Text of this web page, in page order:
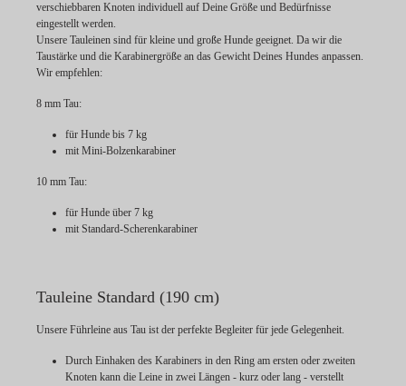
verschiebbaren Knoten individuell auf Deine Größe und Bedürfnisse
eingestellt werden.
Unsere Tauleinen sind für kleine und große Hunde geeignet. Da wir die
Taustärke und die Karabinergröße an das Gewicht Deines Hundes anpassen.
Wir empfehlen:
8 mm Tau:
für Hunde bis 7 kg
mit Mini-Bolzenkarabiner
10 mm Tau:
für Hunde über 7 kg
mit Standard-Scherenkarabiner
Tauleine Standard (190 cm)
Unsere Führleine aus Tau ist der perfekte Begleiter für jede Gelegenheit.
Durch Einhaken des Karabiners in den Ring am ersten oder zweiten
Knoten kann die Leine in zwei Längen - kurz oder lang - verstellt